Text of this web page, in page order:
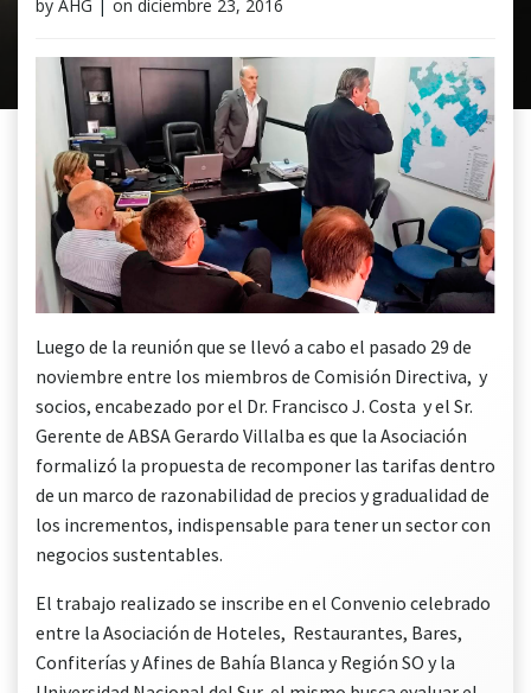
by AHG | on diciembre 23, 2016
Luego de la reunión que se llevó a cabo el pasado 29 de
noviembre entre los miembros de Comisión Directiva, y
socios, encabezado por el Dr. Francisco J. Costa y el Sr.
Gerente de ABSA Gerardo Villalba es que la Asociación
formalizó la propuesta de recomponer las tarifas dentro
de un marco de razonabilidad de precios y gradualidad de
los incrementos, indispensable para tener un sector con
negocios sustentables.
El trabajo realizado se inscribe en el Convenio celebrado
entre la Asociación de Hoteles, Restaurantes, Bares,
Confiterías y Afines de Bahía Blanca y Región SO y la